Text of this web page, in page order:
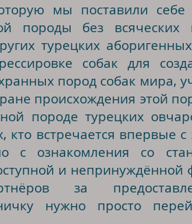
мы поставили себе
породы без
турецких
собак для
пород собак мира,
происхождения этой
породе турецких
встречается впервые с
с ознакомления со
и
за
нужно просто